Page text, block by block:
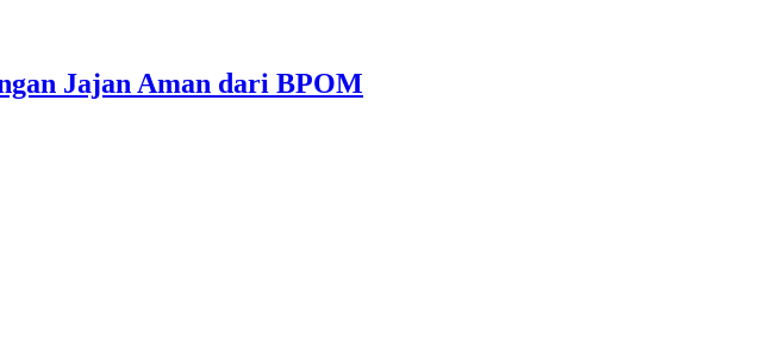
Jajan Aman dari BPOM